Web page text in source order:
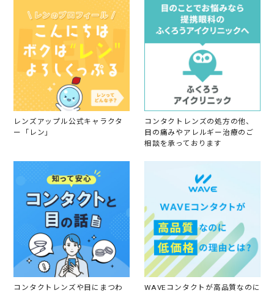
レンズアップル公式キャラクタ
ー「レン」
コンタクトレンズの処方の他、
目の痛みやアレルギー治療のご
相談を承っております
コンタクトレンズや目にまつわ
WAVEコンタクトが高品質なのに